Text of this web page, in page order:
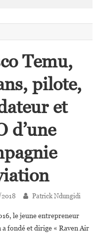
Temu,
pilote,
et
d’une
Patrick Ndungidi
le jeune entrepreneur
a fondé et dirige « Raven Air